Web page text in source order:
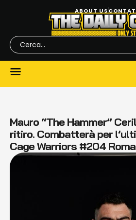
ABOUT US
Mauro “The Hammer”
ritiro. Combatterà per
Cage Warriors #204